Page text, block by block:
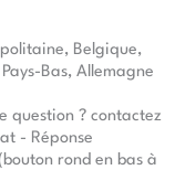
Belgique,
Bas, Allemagne
question ? contactez
- Réponse
rond en bas à